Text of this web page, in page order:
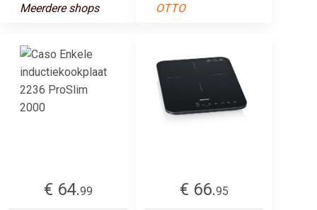
Meerdere shops OTTO
€ 64.99
€ 66.95